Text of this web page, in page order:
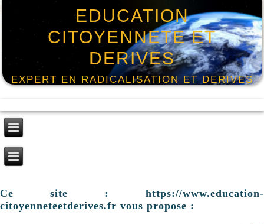
EDUCATION
CITOYENNETE ET
DERIVES
EXPERT EN RADICALISATION ET DERIVES
Ce site : https://www.education-
citoyenneteetderives.fr vous propose :